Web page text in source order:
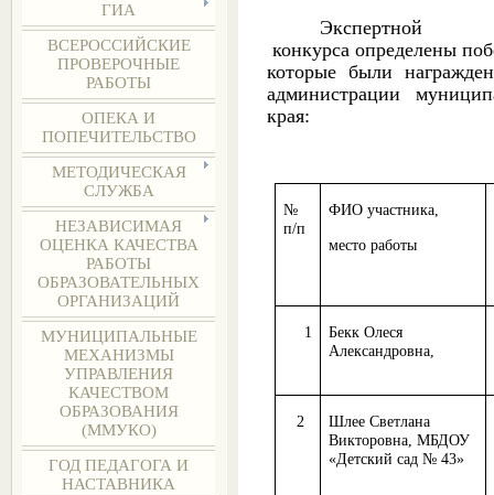
ГИА
ВСЕРОССИЙСКИЕ
ПРОВЕРОЧНЫЕ
РАБОТЫ
ОПЕКА И
ПОПЕЧИТЕЛЬСТВО
МЕТОДИЧЕСКАЯ
СЛУЖБА
НЕЗАВИСИМАЯ
ОЦЕНКА КАЧЕСТВА
РАБОТЫ
ОБРАЗОВАТЕЛЬНЫХ
ОРГАНИЗАЦИЙ
МУНИЦИПАЛЬНЫЕ
МЕХАНИЗМЫ
УПРАВЛЕНИЯ
КАЧЕСТВОМ
ОБРАЗОВАНИЯ
(ММУКО)
ГОД ПЕДАГОГА И
НАСТАВНИКА
конкурса определены п
которые были
администрации
края:
№
п/п
ФИО участника,
место работы
1
Бекк Олеся
Александровна,
2
Шлее Светлана
Викторовна, МБДОУ
«Детский сад № 43»